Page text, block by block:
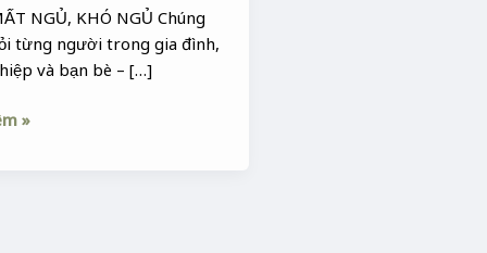
NGỦ, KHÓ NGỦ Chúng
từng người trong gia đình,
và bạn bè – […]
»